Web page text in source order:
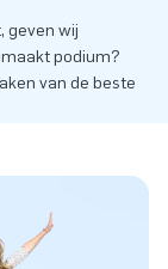
geven wij
podium?
van de beste